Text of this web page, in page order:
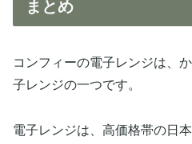
まとめ
コンフィーの電子レンジは、
子レンジの一つです。
電子レンジは、高価格帯の日